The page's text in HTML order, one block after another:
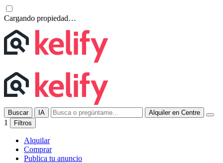
Cargando propiedad…
Buscar IA Alquiler en Centre
1 Filtros
Alquilar
Comprar
Publica tu anuncio